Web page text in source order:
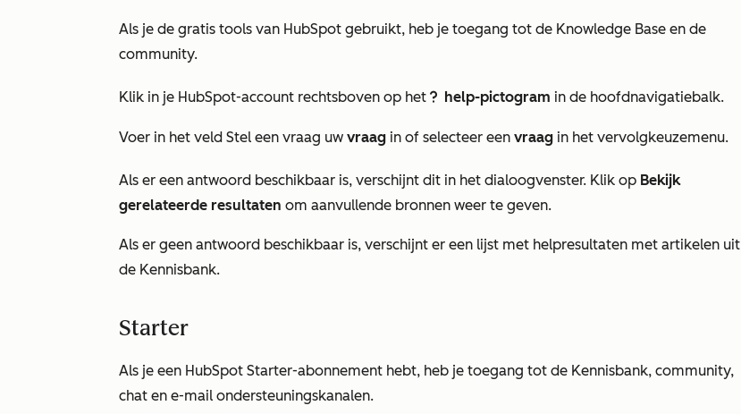
Als je de gratis tools van HubSpot gebruikt, heb je toegang tot de Knowledge Base en de
community.
Klik in je HubSpot-account rechtsboven op het questioncircleIcon help help-pictogram in de hoofdnavigatiebalk.
Voer in het veld Stel een vraag uw vraag in of selecteer een vraag in het vervolgkeuzemenu.
Als er een antwoord beschikbaar is, verschijnt dit in het dialoogvenster. Klik op Bekijk
gerelateerde resultaten om aanvullende bronnen weer te geven.
Als er geen antwoord beschikbaar is, verschijnt er een lijst met helpresultaten met artikelen uit
de Kennisbank.
Starter
Als je een HubSpot Starter-abonnement hebt, heb je toegang tot de Kennisbank, community,
chat en e-mail ondersteuningskanalen.